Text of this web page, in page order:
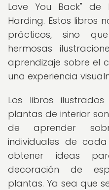
Love You Back" de
Harding. Estos libros
prácticos, sino
hermosas
aprendizaje sobre el
una experiencia
Los libros
plantas de interior
de aprender
individuales de
obtener ideas
decoración de
plantas. Ya sea que